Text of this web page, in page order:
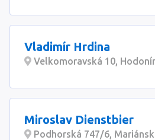
Vladimír Hrdina
Velkomoravská 10,
Miroslav Dienstbier
Podhorská 747/6,